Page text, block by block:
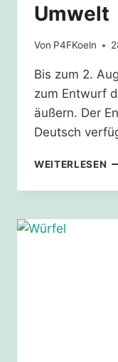
Umwelt
Von P4FKoeln
Bis zum 2.
zum Entwurf
äußern. Der
Deutsch
WEITERLESEN